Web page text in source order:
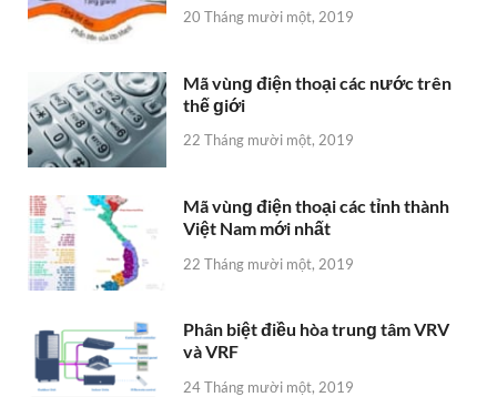
20 Tháng mười một, 2019
Mã vùnɡ điện thoại các nước trên
thế ɡiới
22 Tháng mười một, 2019
Mã vùnɡ điện thoại các tỉnh thành
Việt Nam mới nhất
22 Tháng mười một, 2019
Phân biệt điều hòa trunɡ tâm VRV
và VRF
24 Tháng mười một, 2019